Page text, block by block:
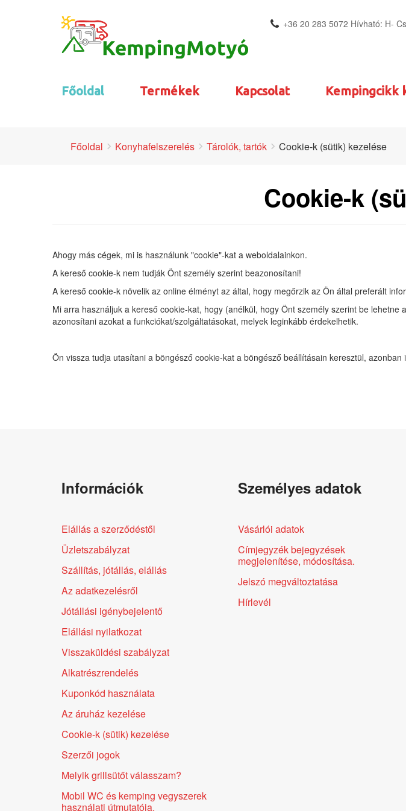
+36 20 283 5072 Hívható: H-
Főoldal Termékek Kapcsolat Kempingcikk
Főoldal Konyhafelszerelés Tárolók, tartók Cookie-k (sütik) kezelése
Cookie-k
Ahogy más cégek, mi is használunk "cookie"-kat a weboldalainkon.
A kereső cookie-k nem tudják Önt személy szerint beazonosítani!
A kereső cookie-k növelik az online élményt az által, hogy megőrzik az Ön által preferált
Mi arra használjuk a kereső cookie-kat, hogy (anélkül, hogy Önt személy szerint be
azonosítani azokat a funkciókat/szolgáltatásokat, melyek leginkább érdekelhetik.
Ön vissza tudja utasítani a böngésző cookie-kat a böngésző beállításain keresztül,
Információk
Elállás a szerződéstől
Üzletszabályzat
Szállítás, jótállás, elállás
Az adatkezelésről
Jótállási igénybejelentő
Elállási nyilatkozat
Visszaküldési szabályzat
Alkatrészrendelés
Kuponkód használata
Az áruház kezelése
Cookie-k (sütik) kezelése
Szerzői jogok
Melyik grillsütőt válasszam?
Mobil WC és kemping vegyszerek
használati útmutatója.
Személyes adatok
Vásárlói adatok
Címjegyzék bejegyzések
megjelenítése, módosítása.
Jelszó megváltoztatása
Hírlevél